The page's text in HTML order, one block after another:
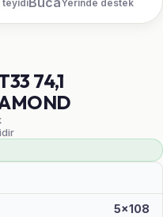
teyidi Yerinde destek
74,1
5x108